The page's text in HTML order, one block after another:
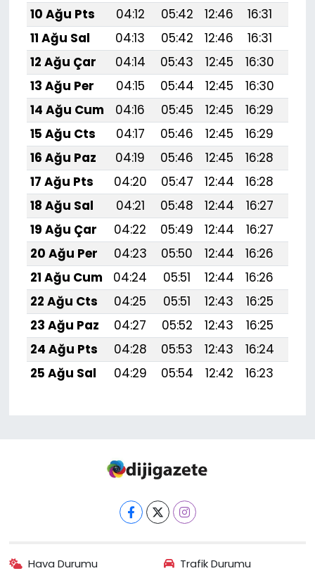
10 Ağu Pts
04:12 05:42 12:46 16:31
11 Ağu Sal
04:13 05:42 12:46 16:31
12 Ağu Çar
04:14 05:43 12:45 16:30
13 Ağu Per
04:15 05:44 12:45 16:30
14 Ağu Cum
04:16 05:45 12:45 16:29
15 Ağu Cts
04:17 05:46 12:45 16:29
16 Ağu Paz
04:19 05:46 12:45 16:28
17 Ağu Pts
04:20 05:47 12:44 16:28
18 Ağu Sal
04:21 05:48 12:44 16:27
19 Ağu Çar
04:22 05:49 12:44 16:27
20 Ağu Per
04:23 05:50 12:44 16:26
21 Ağu Cum
04:24 05:51 12:44 16:26
22 Ağu Cts
04:25 05:51 12:43 16:25
23 Ağu Paz
04:27 05:52 12:43 16:25
24 Ağu Pts
04:28 05:53 12:43 16:24
25 Ağu Sal
04:29 05:54 12:42 16:23
Hava Durumu Trafik Durumu